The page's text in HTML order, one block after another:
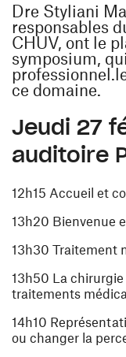
Dre Styliani
responsables
CHUV, ont le
symposium,
ce domaine.
Jeudi 27
auditoire
12h15 Accueil et
13h20 Bienvenue
13h30 Traitement
13h50 La chirurgie
traitements
14h10
ou changer la